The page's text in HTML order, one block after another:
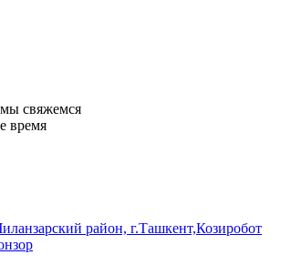
свяжемся
время
район, г.Ташкент,Козиробот